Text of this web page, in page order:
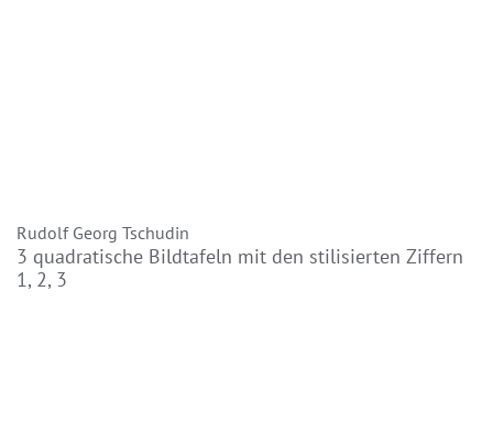
Rudolf Georg Tschudin
3 quadratische Bildtafeln mit den stilisierten Ziffern
1, 2, 3